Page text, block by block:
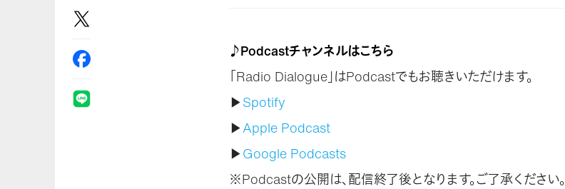
♪Podcastチャンネルはこちら
「Radio Dialogue」はPodcastでもお聴きいただけます。
▶Spotify
▶Apple Podcast
▶Google Podcasts
※Podcastの公開は、配信終了後となります。ご了承ください。